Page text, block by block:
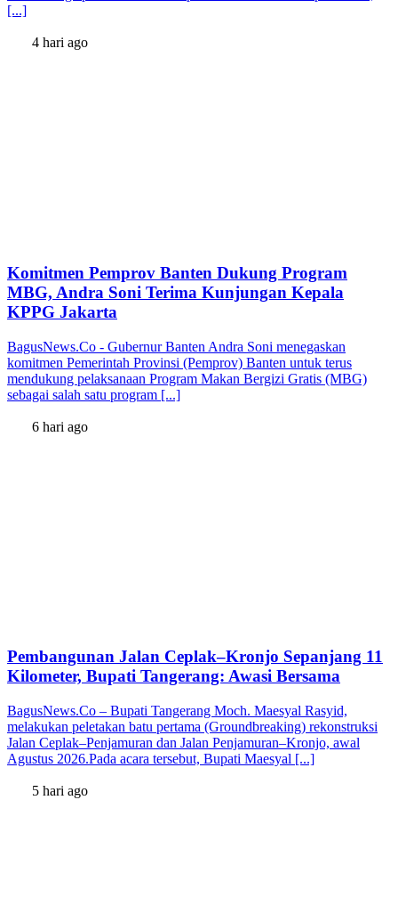
[...]
4 hari ago
Komitmen Pemprov Banten Dukung Program
MBG, Andra Soni Terima Kunjungan Kepala
KPPG Jakarta
BagusNews.Co - Gubernur Banten Andra Soni menegaskan
komitmen Pemerintah Provinsi (Pemprov) Banten untuk terus
mendukung pelaksanaan Program Makan Bergizi Gratis (MBG)
sebagai salah satu program [...]
6 hari ago
Pembangunan Jalan Ceplak–Kronjo Sepanjang 11
Kilometer, Bupati Tangerang: Awasi Bersama
BagusNews.Co – Bupati Tangerang Moch. Maesyal Rasyid,
melakukan peletakan batu pertama (Groundbreaking) rekonstruksi
Jalan Ceplak–Penjamuran dan Jalan Penjamuran–Kronjo, awal
Agustus 2026.Pada acara tersebut, Bupati Maesyal [...]
5 hari ago